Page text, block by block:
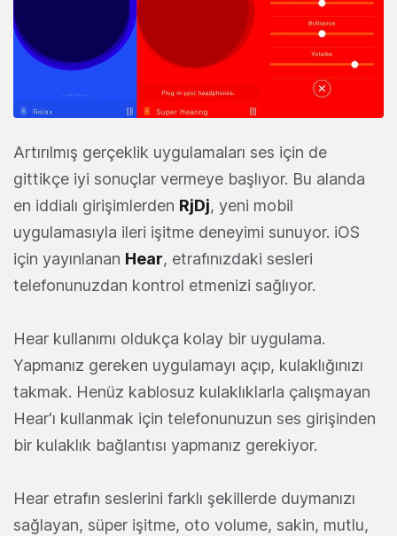
Artırılmış gerçeklik uygulamaları ses için de
gittikçe iyi sonuçlar vermeye başlıyor. Bu alanda
en iddialı girişimlerden RjDj, yeni mobil
uygulamasıyla ileri işitme deneyimi sunuyor. iOS
için yayınlanan Hear, etrafınızdaki sesleri
telefonunuzdan kontrol etmenizi sağlıyor.
Hear kullanımı oldukça kolay bir uygulama.
Yapmanız gereken uygulamayı açıp, kulaklığınızı
takmak. Henüz kablosuz kulaklıklarla çalışmayan
Hear'ı kullanmak için telefonunuzun ses girişinden
bir kulaklık bağlantısı yapmanız gerekiyor.
Hear etrafın seslerini farklı şekillerde duymanızı
sağlayan, süper işitme, oto volume, sakin, mutlu,